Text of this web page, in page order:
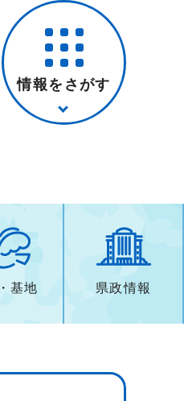
情報をさがす
基地 県政情報